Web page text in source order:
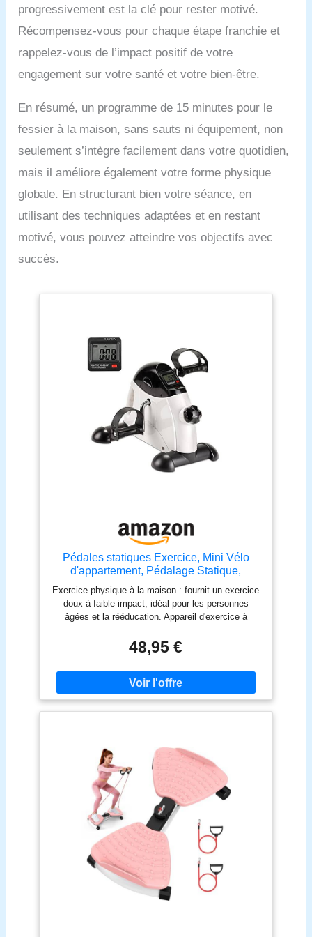
progressivement est la clé pour rester motivé.
Récompensez-vous pour chaque étape franchie et
rappelez-vous de l’impact positif de votre
engagement sur votre santé et votre bien-être.
En résumé, un programme de 15 minutes pour le
fessier à la maison, sans sauts ni équipement, non
seulement s’intègre facilement dans votre quotidien,
mais il améliore également votre forme physique
globale. En structurant bien votre séance, en
utilisant des techniques adaptées et en restant
motivé, vous pouvez atteindre vos objectifs avec
succès.
Pédales statiques Exercice, Mini Vélo
d'appartement, Pédalage Statique,
Appareil d'exercice à Domicile, Pédales
Personnes âgées, Pédales pour
Personnes âgées, Pédale
Exercice physique à la maison : fournit un exercice
doux à faible impact, idéal pour les personnes
âgées et la rééducation. Appareil d'exercice à
la circulation sanguine et tonifier les muscles. Très
bon pour les personnes âgées et à mobilité réduite.
Faites de l'exercice cardio depuis une chaise ou
depuis le canapé. Le pédalier électrique vous
permet de pédaler assis et de faire de la
gymnastique à la maison. Montage facile et design
ranger et à transporter en déplacement. C'est un
cadeau parfait pour les personnes âgées. Moniteur
LCD numérique multifonction : la machine à pédaler
affiche le temps d'exercice, le nombre de tours, les
tours par minute et les calories brûlées. Cet appareil
de gymnastique vous fournit toutes les informations
dont vous avez besoin pour mesurer vos
entraînements. Contrôle de résistance réglable : la
machine d'exercice à la maison vous permet de
régler facilement le niveau de tension des pédales
statiques avec le bouton pour contrôler le niveau de
résistance et l'intensité de l'entraînement. Le
48,95 €